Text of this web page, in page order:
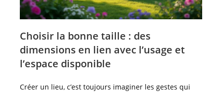
Choisir la bonne taille : des
dimensions en lien avec l’usage et
l’espace disponible
Créer un lieu, c’est toujours imaginer les gestes qui